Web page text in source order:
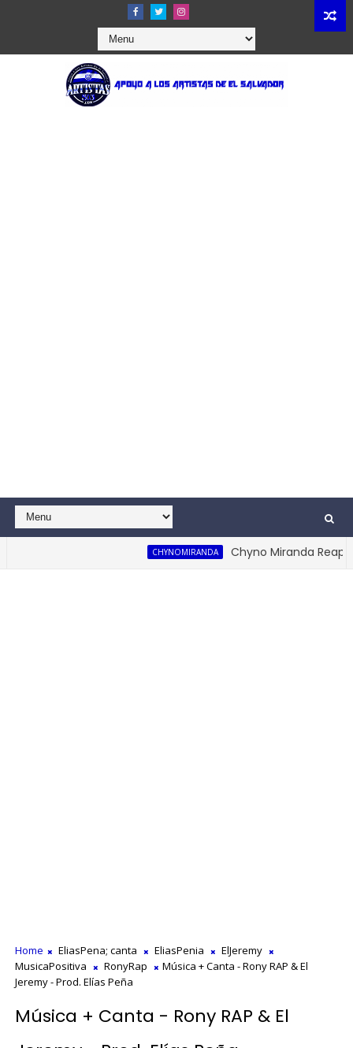
CHYNOMIRANDA
Chyno Miranda
Home EliasPena; canta EliasPenia
ElJeremy
MusicaPositiva
RonyRap
Música + Canta - Rony RAP & El
Jeremy - Prod. Elías Peña
Música + Canta - Rony RAP & El